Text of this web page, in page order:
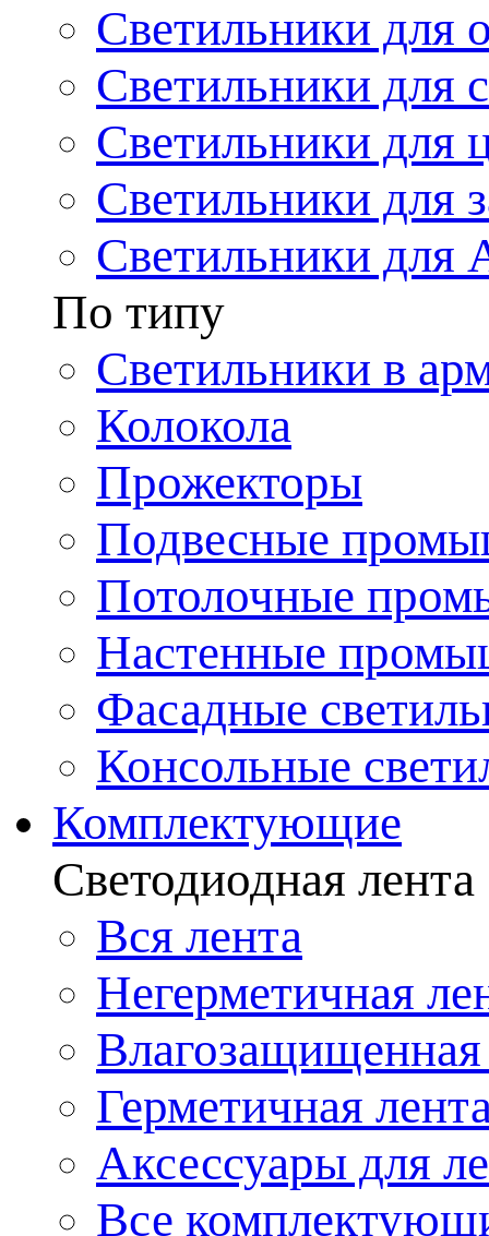
Светильники для
Светильники для
Светильники для
Светильники для
Светильники для
По типу
Светильники в
Колокола
Прожекторы
Подвесные
Потолочные
Настенные
Фасадные
Консольные
Комплектующие
Светодиодная лента
Вся лента
Негерметичная
Влагозащищенная
Герметичная
Аксессуары для
Все